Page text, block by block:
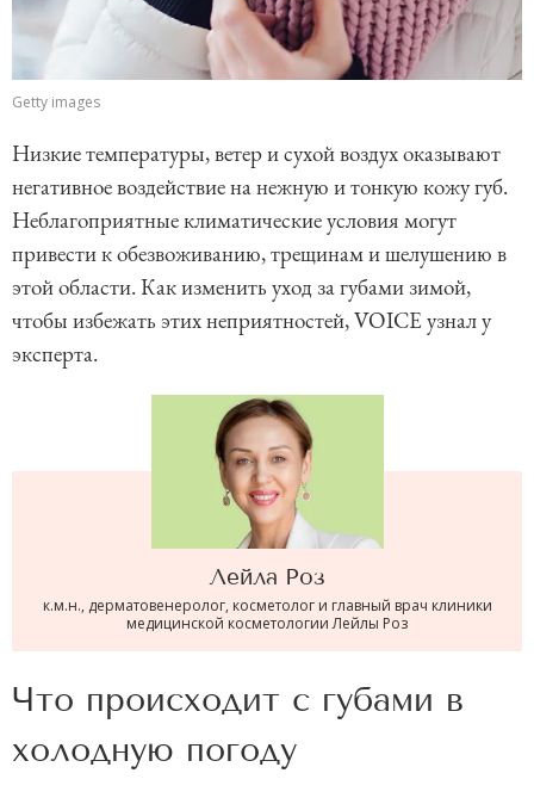
Getty images
Низкие температуры, ветер и сухой воздух оказывают
негативное воздействие на нежную и тонкую кожу губ.
Неблагоприятные климатические условия могут
привести к обезвоживанию, трещинам и шелушению в
этой области. Как изменить уход за губами зимой,
чтобы избежать этих неприятностей, VOICE узнал у
эксперта.
Лейла Роз
к.м.н., дерматовенеролог, косметолог и главный врач клиники
медицинской косметологии Лейлы Роз
Что происходит с губами в
холодную погоду